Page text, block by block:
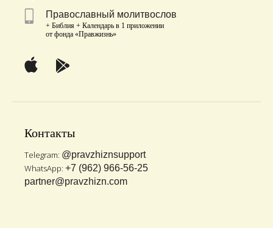
Православный молитвослов
+ Библия + Календарь в 1 приложении
от фонда «Правжизнь»
Контакты
Telegram: @pravzhiznsupport
WhatsApp: +7 (962) 966-56-25
partner@pravzhizn.com